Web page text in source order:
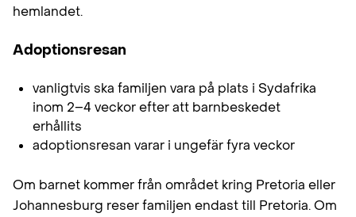
hemlandet.
Adoptionsresan
vanligtvis ska familjen vara på plats i Sydafrika
inom 2–4 veckor efter att barnbeskedet
erhållits
adoptionsresan varar i ungefär fyra veckor
Om barnet kommer från området kring Pretoria eller
Johannesburg reser familjen endast till Pretoria. Om